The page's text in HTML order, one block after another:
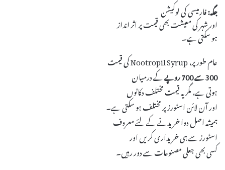
جگہ:فارمیسی کی لوکیشن
اور شہر کی معیشت بھی قیمت پر اثر انداز
ہو سکتی ہے۔
عام طور پر، Nootropil Syrup کی قیمت
300 سے 700 روپے کے درمیان
ہوتی ہے، مگر یہ قیمت مختلف دکانوں
اور آن لائن اسٹورز پر مختلف ہو سکتی ہے۔
ہمیشہ اصل دوا خریدنے کے لئے معروف
اسٹورز سے ہی خریداری کریں اور
کسی بھی جعلی مصنوعات سے دور رہیں۔